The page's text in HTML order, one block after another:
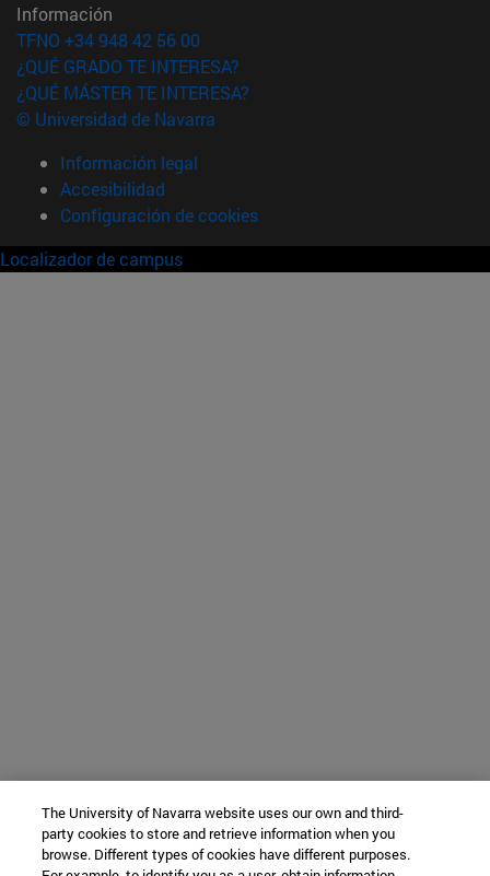
Información
TFNO +34 948 42 56 00
¿QUÉ GRADO TE INTERESA?
¿QUÉ MÁSTER TE INTERESA?
© Universidad de Navarra
Información legal
Accesibilidad
Configuración de cookies
Localizador de campus
The University of Navarra website uses our own and third-
party cookies to store and retrieve information when you
browse. Different types of cookies have different purposes.